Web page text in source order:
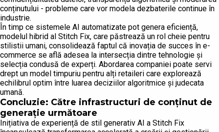
conținutului - probleme care vor modela dezbaterile continue în
industrie.
În timp ce sistemele AI automatizate pot genera eficiență,
modelul hibrid al Stitch Fix, care păstrează un rol cheie pentru
stilistii umani, consolidează faptul că inovația de succes în e-
commerce se află adesea la intersecția dintre tehnologie și
selecția condusă de experți. Abordarea companiei poate servi
drept un model timpuriu pentru alți retaileri care explorează
echilibrul optim între luarea deciziilor algoritmice și judecata
umană.
Concluzie: Către infrastructuri de conținut de
generație următoare
Inițiativa de experiență de stil generativ AI a Stitch Fix